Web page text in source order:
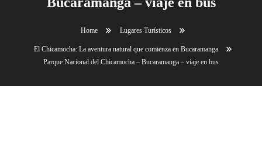
Home Lugares Turísticos
El Chicamocha: La aventura natural que comienza en Bucaramanga
Parque Nacional del Chicamocha – Bucaramanga – viaje en bus